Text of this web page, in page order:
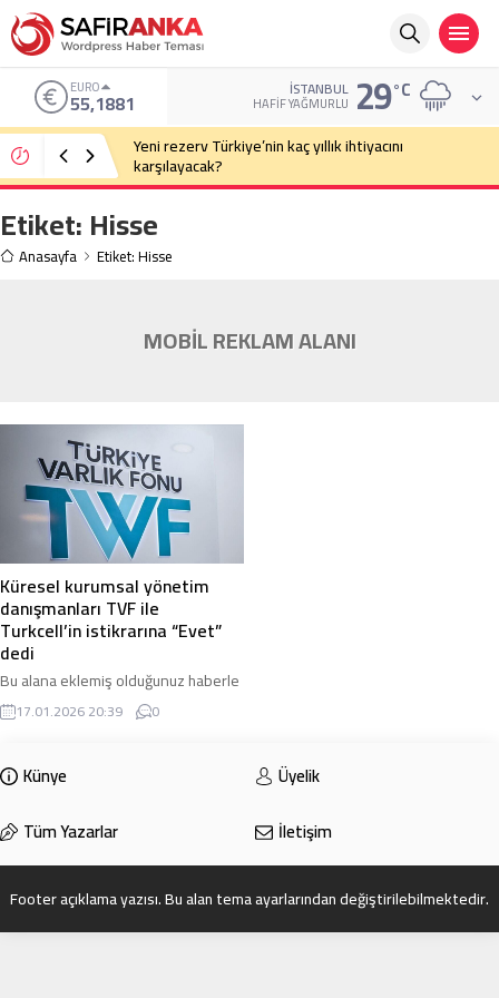
EURO
55,1881 İSTANBUL
HAFIF YAĞMURLU 29°C
Yeni rezerv Türkiye’nin kaç yıllık ihtiyacını
karşılayacak?
Etiket:Hisse
Anasayfa Etiket: Hisse
MOBİL REKLAM ALANI
Küresel kurumsal yönetim
danışmanları TVF ile
Turkcell’in istikrarına “Evet”
dedi
Bu alana eklemiş olduğunuz haberle
ilgili kısa bir özet bilgisi
ekleyebilirsiniz. Bu metin yazı
bölümünden eklenebilir. Özet
eklenmişse başlık altında kalın
eklenmemişse bu alan boş kalır.
17.01.2026 20:39 0
Künye
Üyelik
Tüm Yazarlar
İletişim
Footer açıklama yazısı. Bu alan tema ayarlarından değiştirilebilmektedir.